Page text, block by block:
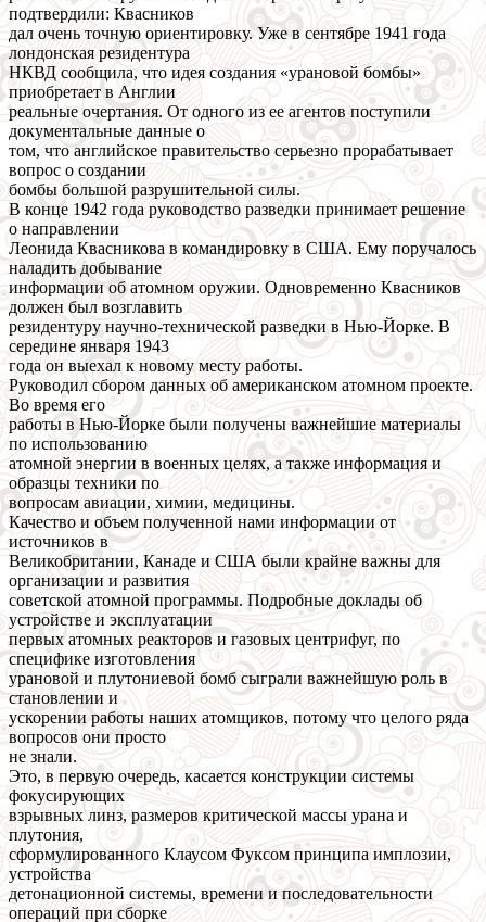
подтвердили: Квасников
дал очень точную ориентировку. Уже в сентябре 1941 года
лондонская резидентура
НКВД сообщила, что идея создания «урановой бомбы»
приобретает в Англии
реальные очертания. От одного из ее агентов поступили
документальные данные о
том, что английское правительство серьезно прорабатывает
вопрос о создании
бомбы большой разрушительной силы.
В конце 1942 года руководство разведки принимает решение
о направлении
Леонида Квасникова в командировку в США. Ему поручалось
наладить добывание
информации об атомном оружии. Одновременно Квасников
должен был возглавить
резидентуру научно-технической разведки в Нью-Йорке. В
середине января 1943
года он выехал к новому месту работы.
Руководил сбором данных об американском атомном проекте.
Во время его
работы в Нью-Йорке были получены важнейшие материалы
по использованию
атомной энергии в военных целях, а также информация и
образцы техники по
вопросам авиации, химии, медицины.
Качество и объем полученной нами информации от
источников в
Великобритании, Канаде и США были крайне важны для
организации и развития
советской атомной программы. Подробные доклады об
устройстве и эксплуатации
первых атомных реакторов и газовых центрифуг, по
специфике изготовления
урановой и плутониевой бомб сыграли важнейшую роль в
становлении и
ускорении работы наших атомщиков, потому что целого ряда
вопросов они просто
не знали.
Это, в первую очередь, касается конструкции системы
фокусирующих
взрывных линз, размеров критической массы урана и
плутония,
сформулированного Клаусом Фуксом принципа имплозии,
устройства
детонационной системы, времени и последовательности
операций при сборке